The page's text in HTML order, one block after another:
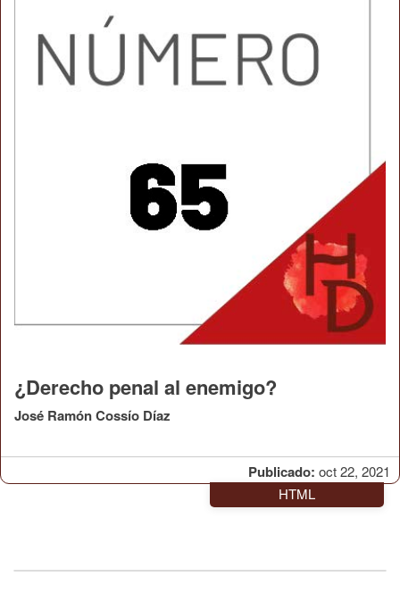
Publicado: oct 22, 2021
¿Derecho penal al enemigo?
José Ramón Cossío Díaz
HTML